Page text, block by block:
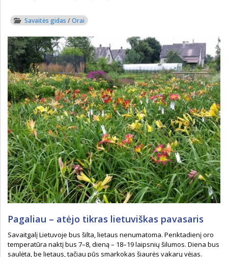
Savaitės gidas /Orai
Pagaliau – atėjo tikras lietuviškas pavasaris
Savaitgalį Lietuvoje bus šilta, lietaus nenumatoma. Penktadienį oro
temperatūra naktį bus 7–8, dieną – 18–19 laipsnių šilumos. Diena bus
saulėta, be lietaus, tačiau pūs smarkokas šiaurės vakarų vėjas.